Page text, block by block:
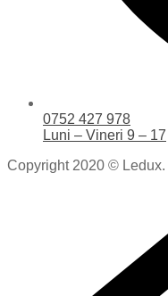
0752 427 978
Luni – Vineri 9 – 17
Copyright 2020 © Ledux.